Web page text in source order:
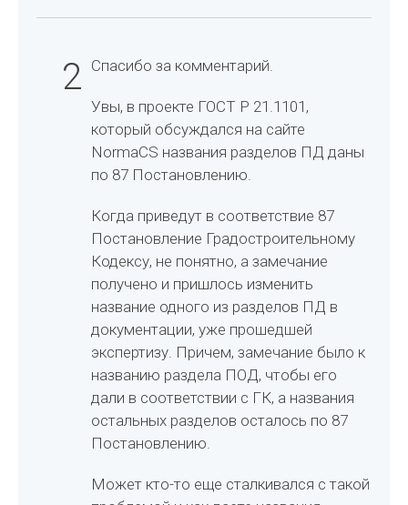
2 Спасибо за комментарий.
Увы, в проекте ГОСТ Р 21.1101,
который обсуждался на сайте
NormaCS названия разделов ПД даны
по 87 Постановлению.
Когда приведут в соответствие 87
Постановление Градостроительному
Кодексу, не понятно, а замечание
получено и пришлось изменить
название одного из разделов ПД в
документации, уже прошедшей
экспертизу. Причем, замечание было к
названию раздела ПОД, чтобы его
дали в соответствии с ГК, а названия
остальных разделов осталось по 87
Постановлению.
Может кто-то еще сталкивался с такой